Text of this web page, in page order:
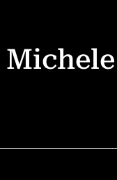
Michele